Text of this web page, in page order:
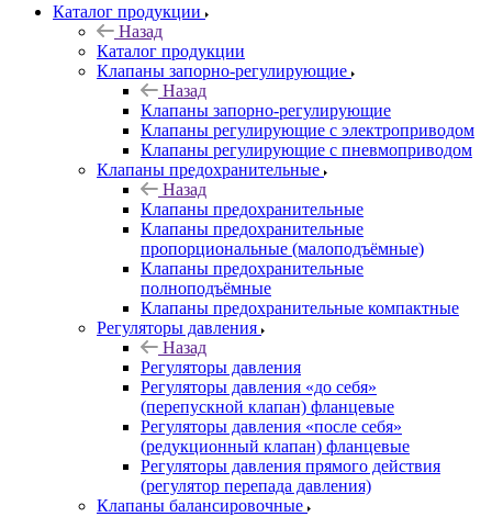
Каталог продукции
Назад
Каталог продукции
Клапаны запорно-регулирующие
Назад
Клапаны запорно-регулирующие
Клапаны регулирующие с электроприводом
Клапаны регулирующие с пневмоприводом
Клапаны предохранительные
Назад
Клапаны предохранительные
Клапаны предохранительные
пропорциональные (малоподъёмные)
Клапаны предохранительные
полноподъёмные
Клапаны предохранительные компактные
Регуляторы давления
Назад
Регуляторы давления
Регуляторы давления «до себя»
(перепускной клапан) фланцевые
Регуляторы давления «после себя»
(редукционный клапан) фланцевые
Регуляторы давления прямого действия
(регулятор перепада давления)
Клапаны балансировочные